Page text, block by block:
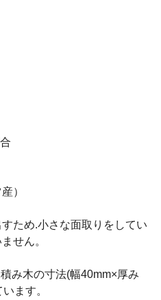
）
ため.小さな面取りをしてい
せん。
み木の寸法(幅40mm×厚み
ます。